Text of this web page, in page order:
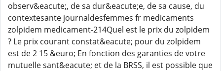
observ&eacute;, de sa dur&eacute;e, de sa cause, du
contextesante journaldesfemmes fr medicaments
zolpidem medicament-214Quel est le prix du zolpidem
? Le prix courant constat&eacute; pour du zolpidem
est de 2 15 &euro; En fonction des garanties de votre
mutuelle sant&eacute; et de la BRSS, il est possible que